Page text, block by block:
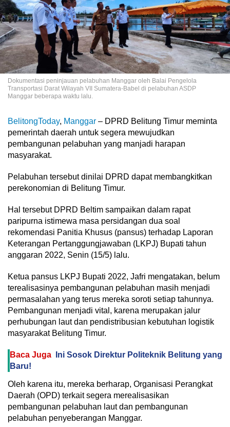
Dokumentasi peninjauan pelabuhan Manggar oleh Balai Pengelola
Transportasi Darat Wilayah VII Sumatera-Babel di pelabuhan ASDP
Manggar beberapa waktu lalu.
BelitongToday, Manggar – DPRD Belitung Timur meminta
pemerintah daerah untuk segera mewujudkan
pembangunan pelabuhan yang manjadi harapan
masyarakat.
Pelabuhan tersebut dinilai DPRD dapat membangkitkan
perekonomian di Belitung Timur.
Hal tersebut DPRD Beltim sampaikan dalam rapat
paripurna istimewa masa persidangan dua soal
rekomendasi Panitia Khusus (pansus) terhadap Laporan
Keterangan Pertanggungjawaban (LKPJ) Bupati tahun
anggaran 2022, Senin (15/5) lalu.
Ketua pansus LKPJ Bupati 2022, Jafri mengatakan, belum
terealisasinya pembangunan pelabuhan masih menjadi
permasalahan yang terus mereka soroti setiap tahunnya.
Pembangunan menjadi vital, karena merupakan jalur
perhubungan laut dan pendistribusian kebutuhan logistik
masyarakat Belitung Timur.
Baca Juga
‎Ini Sosok Direktur Politeknik Belitung yang
Baru!
Oleh karena itu, mereka berharap, Organisasi Perangkat
Daerah (OPD) terkait segera merealisasikan
pembangunan pelabuhan laut dan pembangunan
pelabuhan penyeberangan Manggar.